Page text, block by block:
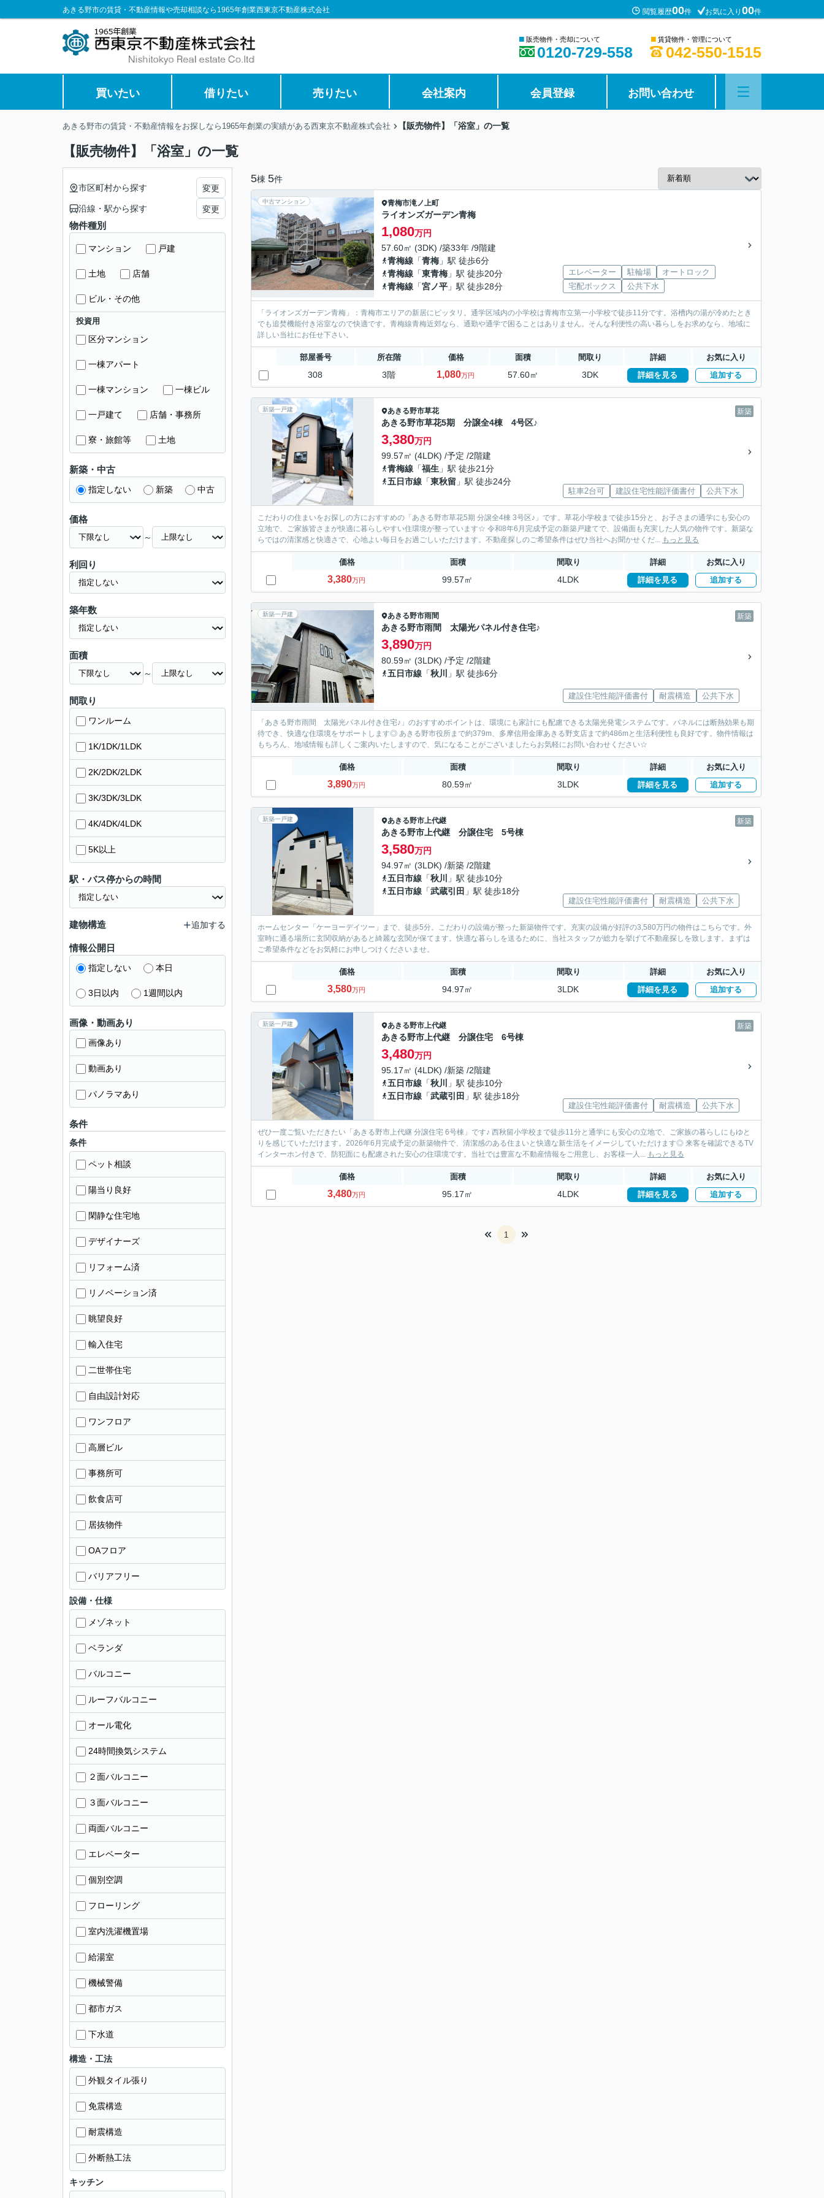
あきる野市の賃貸・不動産情報や売却相談なら1965年創業西東京不動産株式会社 閲覧履歴00件 お気に入り 00件
■ 販売物件・売却について
0120-729-558
■ 賃貸物件・管理について
042-550-1515
買いたい 借りたい 売りたい 会社案内 会員登録 お問い合わせ
あきる野市の賃貸・不動産情報をお探しなら1965年創業の実績がある西東京不動産株式会社 【販売物件】「浴室」の一覧
【販売物件】「浴室」の一覧
5棟 5件
中古マンション 青梅市滝ノ上町
ライオンズガーデン青梅
1,080万円
57.60㎡ (3DK) /築33年 /9階建
青梅線 「青梅」駅 徒歩6分
青梅線 「東青梅」駅 徒歩20分
青梅線 「宮ノ平 」駅 徒歩28分
エレベーター 駐輪場
オートロック
宅配ボックス
公共下水
「ライオンズガーデン青梅」：青梅市エリアの新居にピッタリ。通学区域内の小学校は青梅市立第一小学校で徒歩11分です。浴槽内の湯が冷めたとき
でも追焚機能付き浴室なので快適です。青梅線青梅近郊なら、通勤や通学で困ることはありません。そんな利便性の高い暮らしをお求めなら、地域に
詳しい当社にお任せ下さい。
部屋番号 所在階 価格 面積 間取り 詳細 お気に入り
308 3階 1,080万円 57.60㎡ 3DK 詳細を見る 追加する
新築一戸建 新築
あきる野市草花
あきる野市草花5期 分譲全4棟 4号区♪
3,380万円
99.57㎡ (4LDK) /予定 /2階建
青梅線 「福生 」駅 徒歩21分
五日市線 「東秋留 」駅 徒歩24分
駐車2台可 建設住宅性能評価書付 公共下水
こだわりの住まいをお探しの方におすすめの「あきる野市草花5期 分譲全4棟 3号区♪」です。草花小学校まで徒歩15分と、お子さまの通学にも安心の
立地で、ご家族皆さまが快適に暮らしやすい住環境が整っています☆ 令和8年6月完成予定の新築戸建てで、設備面も充実した人気の物件です。新築な
らではの清潔感と快適さで、心地よい毎日をお過ごしいただけます。不動産探しのご希望条件はぜひ当社へお聞かせくだ... もっと見る
価格 面積 間取り 詳細 お気に入り
3,380万円 99.57㎡ 4LDK 詳細を見る 追加する
新築一戸建 新築
あきる野市雨間
あきる野市雨間 太陽光パネル付き住宅♪
3,890万円
80.59㎡ (3LDK) /予定 /2階建
五日市線 「秋川 」駅 徒歩6分
建設住宅性能評価書付 耐震構造 公共下水
「あきる野市雨間 太陽光パネル付き住宅♪」のおすすめポイントは、環境にも家計にも配慮できる太陽光発電システムです。パネルには断熱効果も期
待でき、快適な住環境をサポートします◎ あきる野市役所まで約379m、多摩信用金庫あきる野支店まで約486mと生活利便性も良好です。物件情報は
もちろん、地域情報も詳しくご案内いたしますので、気になることがございましたらお気軽にお問い合わせください☆
価格 面積 間取り 詳細 お気に入り
3,890万円 80.59㎡ 3LDK 詳細を見る 追加する
新築一戸建 新築
あきる野市上代継
あきる野市上代継 分譲住宅 5号棟
3,580万円
94.97㎡ (3LDK) /新築 /2階建
五日市線 「秋川
」駅 徒歩10分
五日市線 「武蔵引田 」駅 徒歩18分
建設住宅性能評価書付 耐震構造 公共下水
ホームセンター「ケーヨーデイツー」まで、徒歩5分。こだわりの設備が整った新築物件です。充実の設備が好評の3,580万円の物件はこちらです。外
室時に通る場所に玄関収納があると綺麗な玄関が保てます。快適な暮らしを送るために、当社スタッフが総力を挙げて不動産探しを致します。まずは
ご希望条件などをお気軽にお申しつけくださいませ。
価格 面積 間取り 詳細 お気に入り
3,580万円 94.97㎡ 3LDK 詳細を見る 追加する
新築一戸建 新築
あきる野市上代継
あきる野市上代継 分譲住宅 6号棟
3,480万円
95.17㎡ (4LDK) /新築 /2階建
五日市線 「秋川
」駅 徒歩10分
五日市線 「武蔵引田 」駅 徒歩18分
建設住宅性能評価書付 耐震構造 公共下水
ぜひ一度ご覧いただきたい「あきる野市上代継 分譲住宅 6号棟」です♪ 西秋留小学校まで徒歩11分と通学にも安心の立地で、ご家族の暮らしにもゆと
りを感じていただけます。2026年6月完成予定の新築物件で、清潔感のある住まいと快適な新生活をイメージしていただけます◎ 来客を確認できるTV
インターホン付きで、防犯面にも配慮された安心の住環境です。当社では豊富な不動産情報をご用意し、お客様一人... もっと見る
価格 面積 間取り 詳細 お気に入り
3,480万円 95.17㎡ 4LDK 詳細を見る 追加する
1
市区町村から探す 変更
沿線・駅から探す 変更
物件種別
マンション 戸建
土地 店舗
ビル・その他
投資用
区分マンション
一棟アパート
一棟マンション 一棟ビル
一戸建て 店舗・事務所
寮・旅館等 土地
新築・中古
指定しない 新築 中古
価格
～
利回り
築年数
面積
～
間取り
ワンルーム
1K/1DK/1LDK
2K/2DK/2LDK
3K/3DK/3LDK
4K/4DK/4LDK
5K以上
駅・バス停からの時間
建物構造 追加する
情報公開日
指定しない 本日
3日以内 1週間以内
画像・動画あり
画像あり
動画あり
パノラマあり
条件
条件
ペット相談
陽当り良好
閑静な住宅地
デザイナーズ
リフォーム済
リノベーション済
眺望良好
輸入住宅
二世帯住宅
自由設計対応
ワンフロア
高層ビル
事務所可
飲食店可
居抜物件
OAフロア
バリアフリー
設備・仕様
メゾネット
ベランダ
バルコニー
ルーフバルコニー
オール電化
24時間換気システム
２面バルコニー
３面バルコニー
両面バルコニー
エレベーター
個別空調
フローリング
室内洗濯機置場
給湯室
機械警備
都市ガス
下水道
構造・工法
外観タイル張り
免震構造
耐震構造
外断熱工法
キッチン